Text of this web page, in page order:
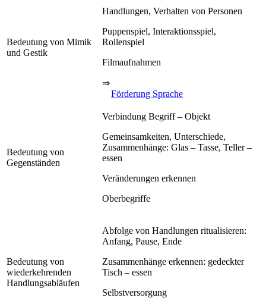
Bedeutung von Mimik
und Gestik
Handlungen, Verhalten von Personen
Puppenspiel, Interaktionsspiel,
Rollenspiel
Filmaufnahmen
⇒
Förderung Sprache
Bedeutung von
Gegenständen
Verbindung Begriff – Objekt
Gemeinsamkeiten, Unterschiede,
Zusammenhänge: Glas – Tasse, Teller –
essen
Veränderungen erkennen
Oberbegriffe
Bedeutung von
wiederkehrenden
Handlungsabläufen
Abfolge von Handlungen ritualisieren:
Anfang, Pause, Ende
Zusammenhänge erkennen: gedeckter
Tisch – essen
Selbstversorgung